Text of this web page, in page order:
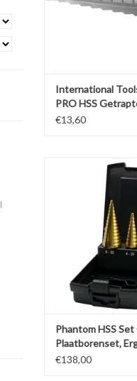
International
PRO HSS
Plaatboor blank
€13,60
Phantom HSS
Plaatborenset‚
TOEVOEGEN AAN
Phantom HSS
Plaatborenset‚
TiN
€138,00